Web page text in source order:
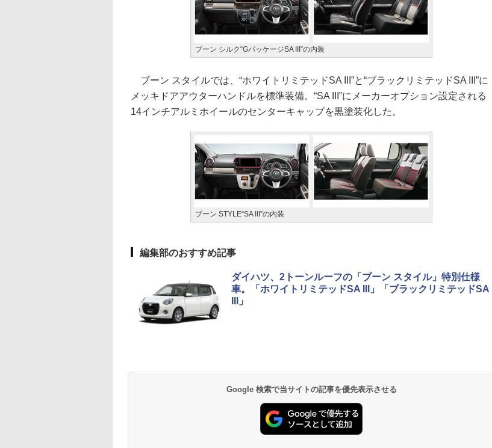
ブーン シルク“GパッケージSA III”の内装
ブーン スタイルでは、“ホワイトリミテッドSA III”と“ブラックリミテッドSA III”に
メッキドアアウターハンドルを標準装備。“SA III”にメーカーオプション設定される
14インチアルミホイールのセンターキャップを黒塗装化した。
ブーン STYLE“SA III”の内装
編集部のおすすめ記事
ダイハツ、2トーンルーフの「ブーン スタイル」特別仕様
車。「ホワイトリミテッドSA III」「ブラックリミテッドSA
III」
Google 検索で当サイトの記事を優先表示させる